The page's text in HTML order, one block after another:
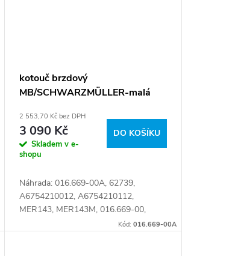
kotouč brzdový
MB/SCHWARZMÜLLER-malá
2 553,70 Kč bez DPH
3 090 Kč
Skladem v e-
shopu
DO KOŠÍKU
Náhrada: 016.669-00A, 62739,
A6754210012, A6754210112,
MER143, MER143M, 016.669-00,
140.221178, 215.221, 4.63987, 675
Kód: 016.669-00A